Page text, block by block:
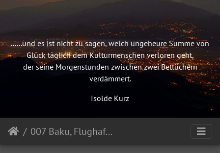
......und es ist nicht zu sagen, welch ungeheure Summe von
Glück täglich dem Kulturmenschen verloren geht,
der seine Morgenstunden zwischen zwei Bettüchern
verdämmert.
Isolde Kurz
007 Baku, Flughafen